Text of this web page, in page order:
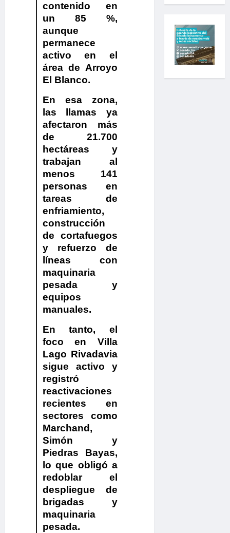
contenido en
un 85 %,
aunque
permanece
activo en el
área de Arroyo
El Blanco.
En esa zona,
las llamas ya
afectaron más
de 21.700
hectáreas y
trabajan al
menos 141
personas en
tareas de
enfriamiento,
construcción
de cortafuegos
y refuerzo de
líneas con
maquinaria
pesada y
equipos
manuales.
En tanto,el
foco en Villa
Lago Rivadavia
sigue activo y
registró
reactivaciones
recientes en
sectores como
Marchand,
Simón y
Piedras Bayas,
lo que obligó a
redoblar el
despliegue de
brigadas y
maquinaria
pesada.